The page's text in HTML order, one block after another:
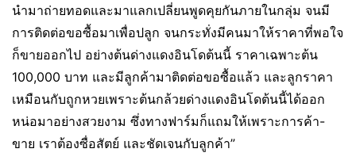
นำมาถ่ายทอดและมาแลกเปลี่ยนพูดคุยกันภายในกลุ่ม จนมี
การติดต่อขอซื้อมาเพื่อปลูก จนกระทั่งมีคนมาให้ราคาที่พอใจ
ก็ขายออกไป อย่างต้นด่างแดงอินโดต้นนี้ ราคาเฉพาะต้น
100,000 บาท และมีลูกค้ามาติดต่อขอซื้อแล้ว และลูกราคา
เหมือนกับถูกหวยเพราะต้นกล้วยด่างแดงอินโดต้นนี้ได้ออก
หน่อมาอย่างสวยงาม ซึ่งทางฟาร์มก็แถมให้เพราะการค้า-
ขาย เราต้องซื่อสัตย์ และชัดเจนกับลูกค้า”